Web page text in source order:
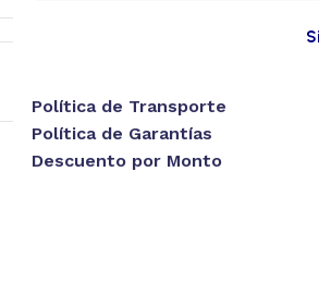
Política de Transporte
Política de Garantías
Descuento por Monto